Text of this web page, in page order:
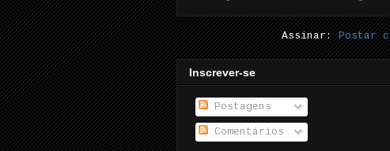
Assinar:Postar
Inscrever-se
Postagens
Comentários